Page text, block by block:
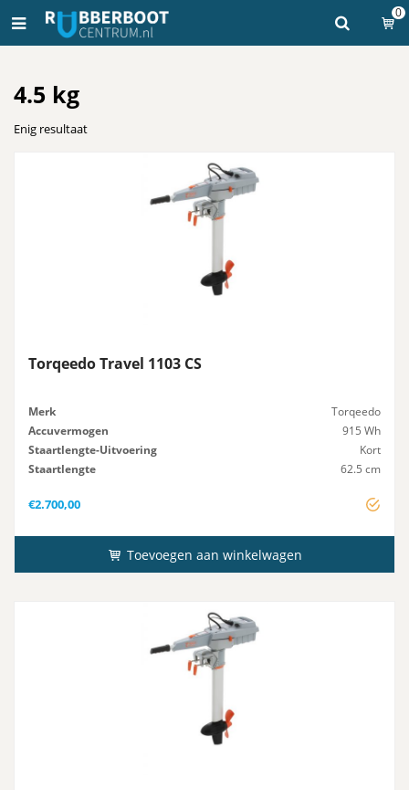
0
4.5 kg
Enig resultaat
Torqeedo Travel 1103 CS
Merk
Torqeedo
Accuvermogen
915 Wh
Staartlengte-Uitvoering
Kort
Staartlengte
62.5 cm
€2.700,00
Toevoegen aan winkelwagen